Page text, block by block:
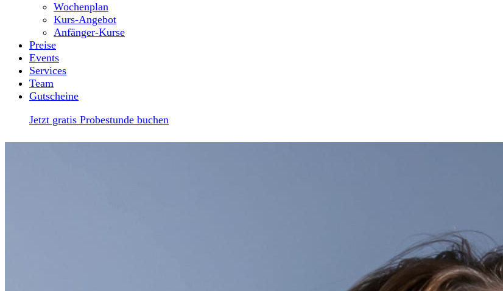
Wochenplan
Kurs-Angebot
Anfänger-Kurse
Preise
Events
Services
Team
Gutscheine
Jetzt gratis Probestunde buchen